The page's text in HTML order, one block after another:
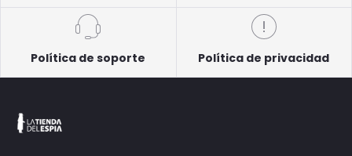
Política de soporte Política de privacidad